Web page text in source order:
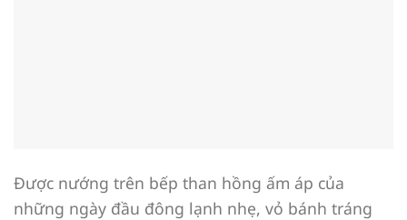
Được nướng trên bếp than hồng ấm áp của
những ngày đầu đông lạnh nhẹ, vỏ bánh tráng